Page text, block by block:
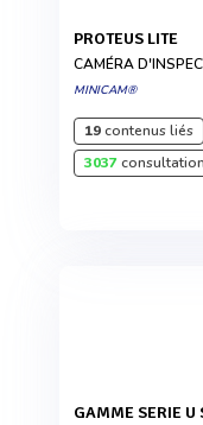
PROTEUS LITE
CAMÉRA
MINICAM®
19contenus liés
3037
GAMME SERIE